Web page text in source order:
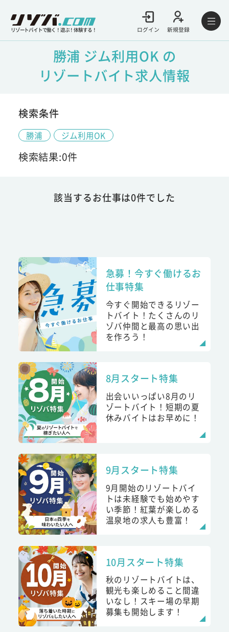
リゾートバイトで働く！遊ぶ！体験する！ ログイン 新規登録
勝浦 ジム利用OK の
リゾートバイト求人情報
検索条件
勝浦 ジム利用OK
検索結果:0件
該当するお仕事は0件でした
急募！今すぐ働けるお
仕事特集
今すぐ開始できるリゾー
トバイト！たくさんのリ
ゾバ仲間と最高の思い出
を作ろう！
8月スタート特集
出会いいっぱい8月のリ
ゾートバイト！短期の夏
休みバイトはお早めに！
9月スタート特集
9月開始のリゾートバイ
トは未経験でも始めやす
い季節！紅葉が楽しめる
温泉地の求人も豊富！
10月スタート特集
秋のリゾートバイトは、
観光も楽しめること間違
いなし！スキー場の早期
募集も開始します！